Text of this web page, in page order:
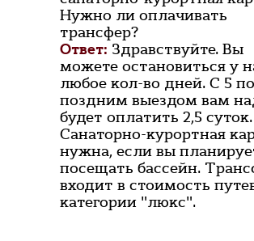
Нужно ли оплачивать
трансфер?
Ответ: Здравствуйте. Вы
можете остановиться у
любое кол-во дней. С 5
поздним выездом вам
будет оплатить 2,5 суток.
Санаторно-курортная
нужна, если вы
посещать бассейн.
входит в стоимость
категории "люкс".